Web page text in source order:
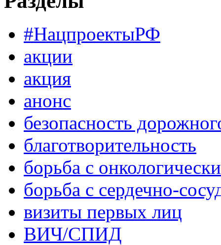
#НацпроектыРФ
акции
акция
анонс
безопасность
благотворительность
борьба с
борьба с сердечно-
визиты первых лиц
ВИЧ/СПИД